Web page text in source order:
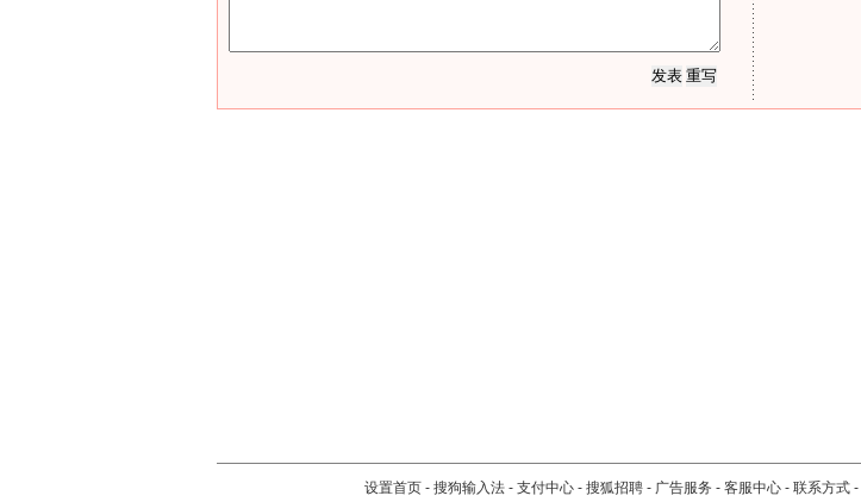
设置首页 - 搜狗输入法 - 支付中心 - 搜狐招聘 - 广告服务 - 客服中心 - 联系方式 -